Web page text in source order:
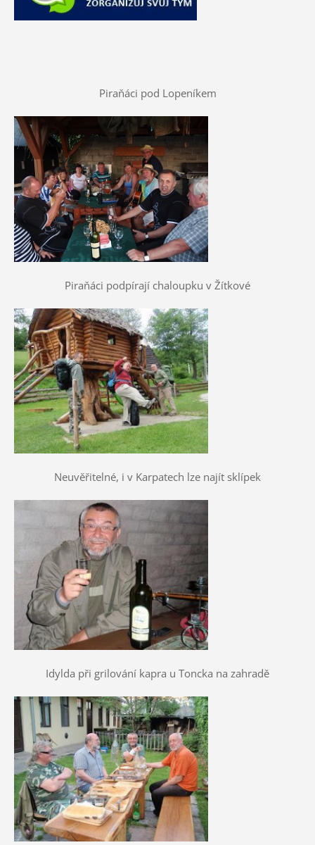
Piraňáci pod Lopeníkem
Piraňáci podpírají chaloupku v Žítkové
Neuvěřitelné, i v Karpatech lze najít sklípek
Idylda při grilování kapra u Toncka na zahradě